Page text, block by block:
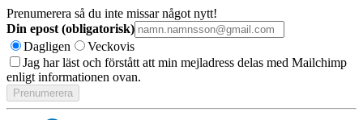
Prenumerera så du inte missar något nytt!
Din epost (obligatorisk)
Dagligen
Veckovis
Jag har läst och förstått att min mejladress delas med Mailchimp
enligt informationen ovan.